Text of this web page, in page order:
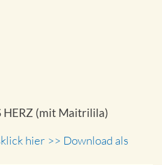
HERZ (mit Maitrilila)
hier >> Download als